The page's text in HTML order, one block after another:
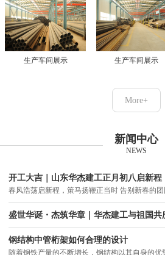
生产车间展示 生产车间展示
More+
新闻中心
NEWS
开工大吉｜山东华杰建工正月初八启新程
春风浩荡启新程，策马扬鞭正当时 告别新春的
盛世华诞・杰筑华章｜华杰建工与祖国共
钢结构中管桁架如何合理的设计
随着钢铁产量的不断增长，钢结构以其自身的